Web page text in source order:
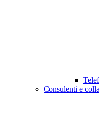
Consulenti e